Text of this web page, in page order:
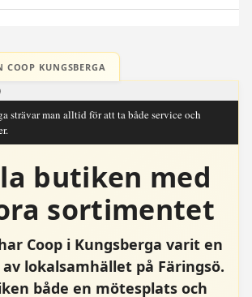
COOP KUNGSBERGA
strävar man alltid för att ta både service och
butiken med
sortimentet
Coop i Kungsberga varit en
lokalsamhället på Färingsö.
både en mötesplats och